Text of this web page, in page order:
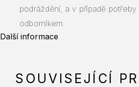
podráždění, a v případě
odborníkem.
Další informace
SOUVISEJÍCÍ